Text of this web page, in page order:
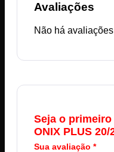
Avaliações
Não há
Seja o primeiro
ONIX PLUS 20/
Sua avaliação *